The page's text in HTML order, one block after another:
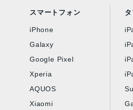
スマートフォン
iPhone
Galaxy
Google Pixel
Xperia
AQUOS
Xiaomi